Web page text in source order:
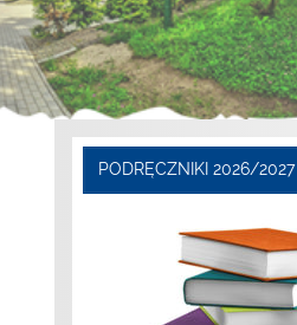
PODRĘCZNIKI 2026/2027